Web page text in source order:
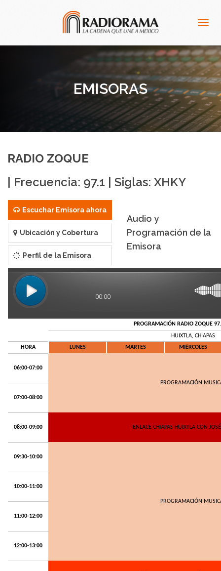
EMISORAS
RADIO ZOQUE
| Frecuencia: 97.1 | Siglas: XHKY
Escuchar Emisora ahora
Ubicación y Cobertura
Perfil de la Emisora
Audio y
Programación de la
Emisora